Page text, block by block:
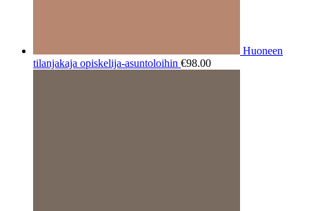
Huoneen
tilanjakaja opiskelija-asuntoloihin €98.00